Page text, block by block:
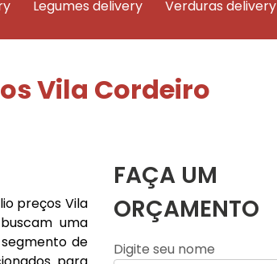
legumes delivery verduras delivery
Vila Cordeiro
preços Vila
uma
de
FAÇA UM
ORÇAMENTO
Digite seu nome